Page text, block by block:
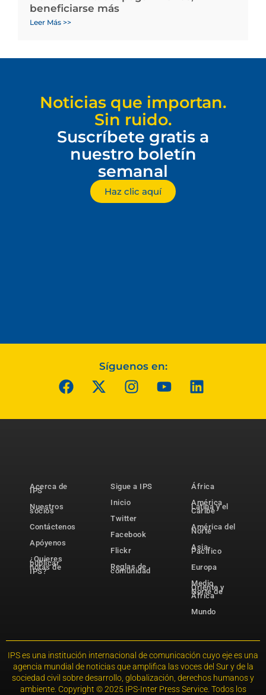
beneficiarse más
Leer Más >>
Noticias que importan.
Sin ruido.
Suscríbete gratis a
nuestro boletín
semanal
Haz clic aquí
Síguenos en:
Acerca de
IPS
Nuestros
socios
Contáctenos
Apóyenos
¿Quieres
publicar
notas de
IPS?
Sigue a IPS
Inicio
Twitter
Facebook
Flickr
Reglas de
comunidad
África
América
Latina y el
Caribe
América del
Norte
Asia-
Pacífico
Europa
Medio
Oriente y
Norte de
África
Mundo
IPS es una institución internacional de comunicación cuyo eje es una
agencia mundial de noticias que amplifica las voces del Sur y de la
sociedad civil sobre desarrollo, globalización, derechos humanos y
ambiente. Copyright © 2025 IPS-Inter Press Service. Todos los